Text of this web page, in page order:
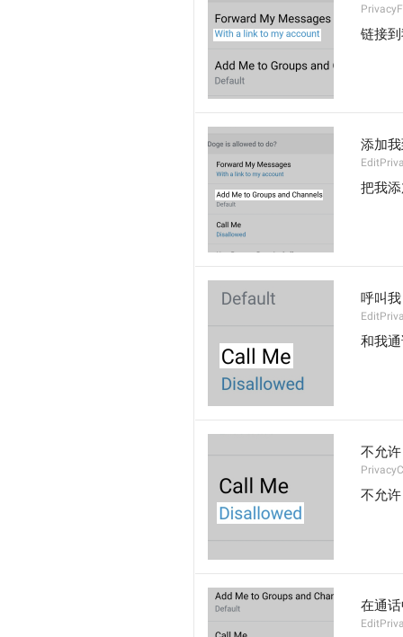
链接
添加
把我
呼叫我
和我
不允许
不允许
在通